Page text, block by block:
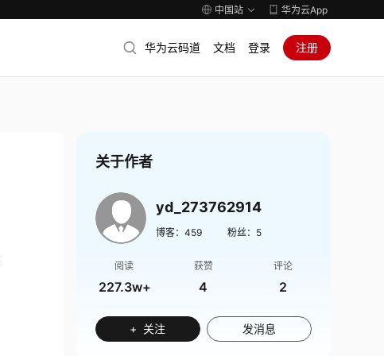
中国站 华为云App
华为云码道 文档 登录 注册
关于作者
yd_273762914
博客： 459 粉丝： 5
阅读
227.3w+
获赞
4
评论
2
+ 关注 发消息